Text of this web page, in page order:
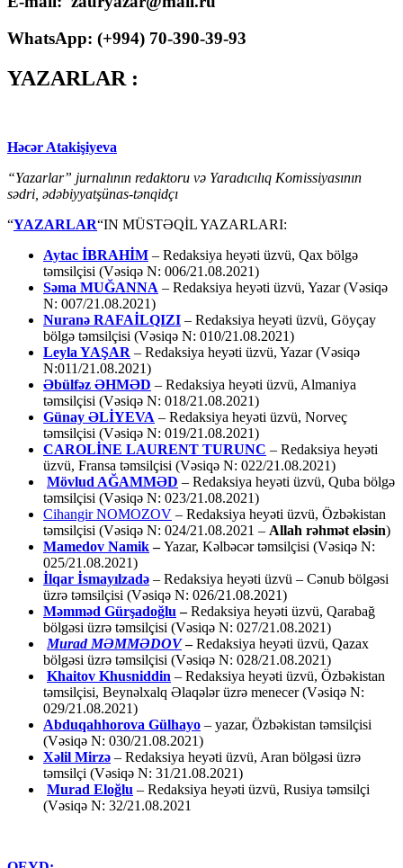
WhatsApp: (+994) 70-390-39-93
YAZARLAR :
Həcər Atakişiyeva
“Yazarlar” jurnalının redaktoru və Yaradıcılıq Komissiyasının
sədri, ədəbiyyatşünas-tənqidçı
“YAZARLAR“IN MÜSTƏQİL YAZARLARI:
Aytac İBRAHİM – Redaksiya heyəti üzvü, Qax bölgə
təmsilçisi (Vəsiqə N: 006/21.08.2021)
Səma MUĞANNA – Redaksiya heyəti üzvü, Yazar (Vəsiqə
N: 007/21.08.2021)
Nuranə RAFAİLQIZI – Redaksiya heyəti üzvü, Göyçay
bölgə təmsilçisi (Vəsiqə N: 010/21.08.2021)
Leyla YAŞAR – Redaksiya heyəti üzvü, Yazar (Vəsiqə
N:011/21.08.2021)
Əbülfəz ƏHMƏD – Redaksiya heyəti üzvü, Almaniya
təmsilçisi (Vəsiqə N: 018/21.08.2021)
Günay ƏLİYEVA – Redaksiya heyəti üzvü, Norveç
təmsilçisi (Vəsiqə N: 019/21.08.2021)
CAROLİNE LAURENT TURUNC – Redaksiya heyəti
üzvü, Fransa təmsilçisi (Vəsiqə N: 022/21.08.2021)
Mövlud AĞAMMƏD – Redaksiya heyəti üzvü, Quba bölgə
təmsilçisi (Vəsiqə N: 023/21.08.2021)
Cihangir NOMOZOV – Redaksiya heyəti üzvü, Özbəkistan
təmsilçisi (Vəsiqə N: 024/21.08.2021 – Allah rəhmət eləsin)
Mamedov Namik–Yazar, Kəlbəcər təmsilçisi (Vəsiqə N:
025/21.08.2021)
İlqar İsmayılzadə – Redaksiya heyəti üzvü – Cənub bölgəsi
üzrə təmsilçisi (Vəsiqə N: 026/21.08.2021)
Məmməd Gürşadoğlu –Redaksiya heyəti üzvü, Qarabağ
bölgəsi üzrə təmsilçisi (Vəsiqə N: 027/21.08.2021)
Murad MƏMMƏDOV –Redaksiya heyəti üzvü, Qazax
bölgəsi üzrə təmsilçisi (Vəsiqə N: 028/21.08.2021)
Khaitov Khusniddin – Redaksiya heyəti üzvü, Özbəkistan
təmsilçisi, Beynəlxalq Əlaqələr üzrə menecer (Vəsiqə N:
029/21.08.2021)
Abduqahhorova Gülhayo – yazar, Özbəkistan təmsilçisi
(Vəsiqə N: 030/21.08.2021)
Xəlil Mirzə – Redaksiya heyəti üzvü, Aran bölgəsi üzrə
təmsilçi (Vəsiqə N: 31/21.08.2021)
Murad Eloğlu – Redaksiya heyəti üzvü, Rusiya təmsilçi
(Vəsiqə N: 32/21.08.2021